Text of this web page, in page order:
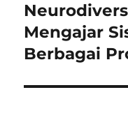
post:
Mengajar
Berbagai